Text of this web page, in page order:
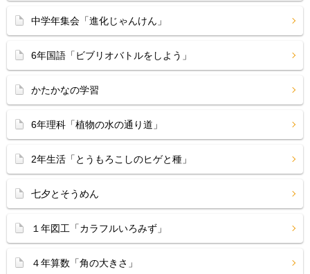
中学年集会「進化じゃんけん」
6年国語「ビブリオバトルをしよう」
かたかなの学習
6年理科「植物の水の通り道」
2年生活「とうもろこしのヒゲと種」
七夕とそうめん
１年図工「カラフルいろみず」
４年算数「角の大きさ」